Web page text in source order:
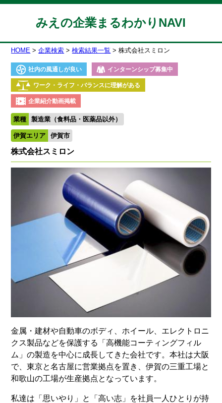
みえの企業まるわかりNAVI
HOME 企業検索 検索結果一覧 株式会社スミロン
社内の風通しが良い インターンシップ募集中
ワーク・ライフ・バランスに理解がある
企業紹介動画掲載
業種 製造業（食料品・医薬品以外）
伊賀エリア 伊賀市
株式会社スミロン
金属・建材や自動車のボディ、ホイール、エレクトロニ
クス製品などを保護する「高機能コーティングフィル
ム」の製造を中心に成長してきた会社です。本社は大阪
で、東京と名古屋に営業拠点を置き、伊賀の三重工場と
和歌山の工場が生産拠点となっています。
私達は「思いやり」と「高い志」を社員一人ひとりが持